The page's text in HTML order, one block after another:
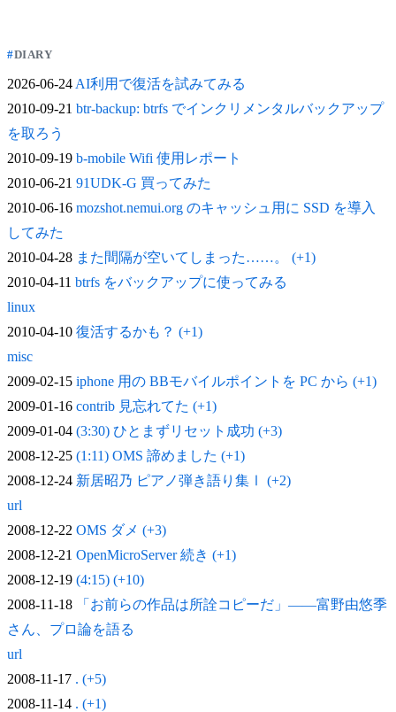
DIARY
2026-06-24AI利用で復活を試みてみる
2010-09-21 btr-backup: btrfs でインクリメンタルバックアップ
を取ろう
2010-09-19 b-mobile Wifi 使用レポート
2010-06-21 91UDK-G 買ってみた
2010-06-16 mozshot.nemui.org のキャッシュ用に SSD を導入
してみた
2010-04-28 また間隔が空いてしまった……。 (+1)
2010-04-11 btrfs をバックアップに使ってみる
linux
2010-04-10 復活するかも？ (+1)
misc
2009-02-15 iphone 用の BBモバイルポイントを PC から (+1)
2009-01-16 contrib 見忘れてた (+1)
2009-01-04 (3:30) ひとまずリセット成功 (+3)
2008-12-25 (1:11) OMS 諦めました (+1)
2008-12-24 新居昭乃 ピアノ弾き語り集Ⅰ (+2)
url
2008-12-22 OMS ダメ (+3)
2008-12-21 OpenMicroServer 続き (+1)
2008-12-19 (4:15) (+10)
2008-11-18
「お前らの作品は所詮コピーだ」——富野由悠季
さん、プロ論を語る
url
2008-11-17 . (+5)
2008-11-14 . (+1)